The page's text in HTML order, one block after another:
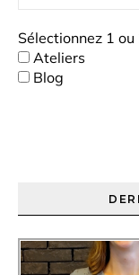
Sélectionnez 1
Ateliers
Blog